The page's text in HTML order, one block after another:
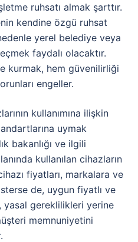
ruhsatı almak şarttır.
kendine özgü ruhsat
yerel belediye veya
faydalı olacaktır.
kurmak, hem güvenilirliği
engeller.
kullanımına ilişkin
uymak
bakanlığı ve ilgili
kullanılan cihazların
fiyatları, markalara ve
de, uygun fiyatlı ve
gereklilikleri yerine
memnuniyetini